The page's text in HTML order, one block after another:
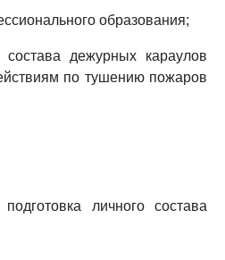
образования;
состава дежурных караулов
по тушению пожаров
личного состава